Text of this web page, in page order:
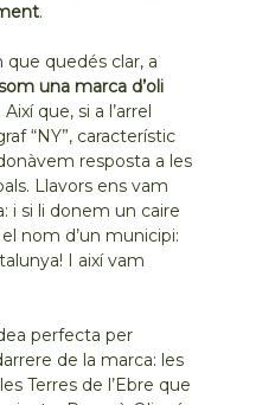
.
que quedés clar, a
una marca d’oli
Així que, si a l’arrel
“NY”, característic
resposta a les
Llavors ens vam
i si li donem un caire
nom d’un municipi:
I així vam
perfecta per
de la marca: les
Terres de l’Ebre que